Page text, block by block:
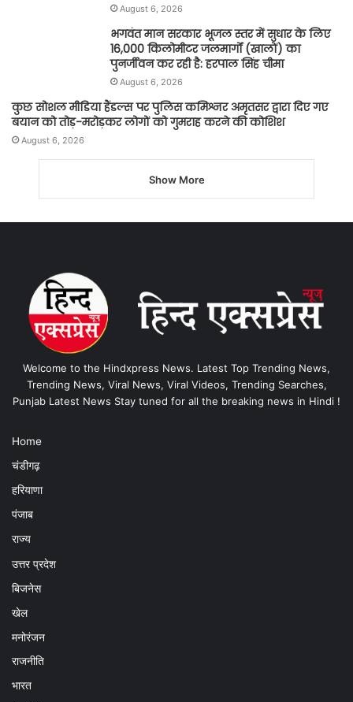
August 6, 2026
भगवंत मान सरकार भूजल स्तर में सुधार के लिए
16,000 किलोमीटर जलमार्गों (खालों) का
पुनर्जीवन कर रही है: हरपाल सिंह चीमा
August 6, 2026
कुछ सोशल मीडिया हैंडल्स पर पुलिस कमिश्नर अमृतसर द्वारा दिए गए
बयान को तोड़-मरोड़कर लोगों को गुमराह करने की कोशिश
August 6, 2026
Show More
Welcome to the Hindxpress News. Latest Top Trending News,
Trending News, Viral News, Viral Videos, Trending Searches,
Punjab Latest News Stay tuned for all the breaking news in Hindi !
Home
चंडीगढ़
हरियाणा
पंजाब
राज्य
उत्तर प्रदेश
बिजनेस
खेल
मनोरंजन
राजनीति
भारत